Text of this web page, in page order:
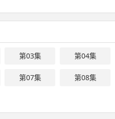
第03集 第04集
第07集 第08集